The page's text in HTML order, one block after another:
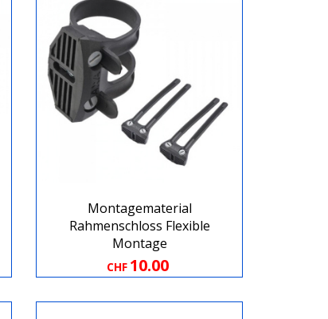
Montagematerial
Rahmenschloss Flexible
Montage
CHF 10.00